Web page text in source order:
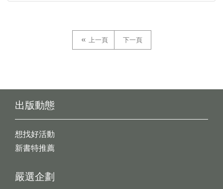
上一頁 下一頁
出版動態
想找好活動
新書特推薦
嚴選企劃